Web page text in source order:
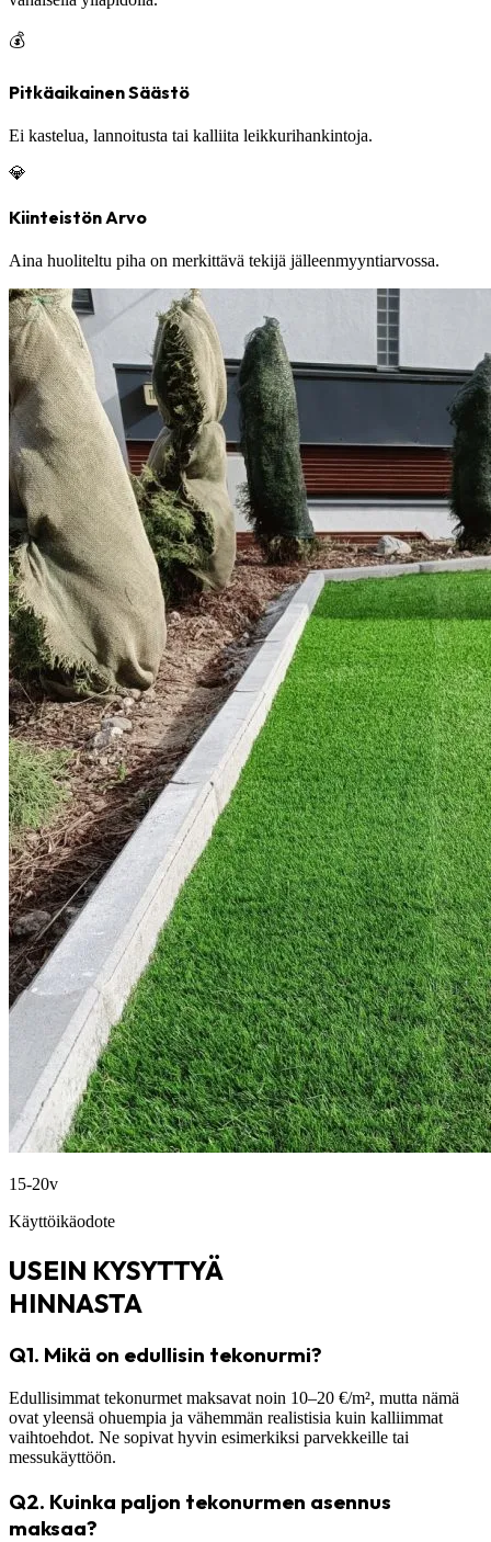
💰
Pitkäaikainen Säästö
Ei kastelua, lannoitusta tai kalliita leikkurihankintoja.
💎
Kiinteistön Arvo
Aina huoliteltu piha on merkittävä tekijä jälleenmyyntiarvossa.
15-20v
Käyttöikäodote
USEIN KYSYTTYÄ
HINNASTA
Q1. Mikä on edullisin tekonurmi?
Edullisimmat tekonurmet maksavat noin 10–20 €/m², mutta nämä
ovat yleensä ohuempia ja vähemmän realistisia kuin kalliimmat
vaihtoehdot. Ne sopivat hyvin esimerkiksi parvekkeille tai
messukäyttöön.
Q2. Kuinka paljon tekonurmen asennus
maksaa?